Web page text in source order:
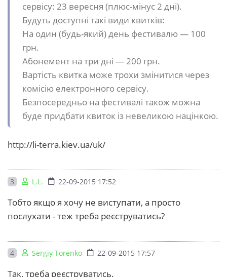
сервісу: 23 вересня (плюс-мінус 2 дні).
Будуть доступні такі види квитків:
На один (будь-який) день фестивалю — 100
грн.
Абонемент на три дні — 200 грн.
Вартість квитка може трохи змінитися через
комісію електронного сервісу.
Безпосередньо на фестивалі також можна
буде придбати квиток із невеликою націнкою.
http://li-terra.kiev.ua/uk/
3 L.L. 22-09-2015 17:52
Тобто якщо я хочу не виступати, а просто
послухати - теж треба реєструватись?
4 Sergiy Torenko 22-09-2015 17:57
Так, треба реєструватись.